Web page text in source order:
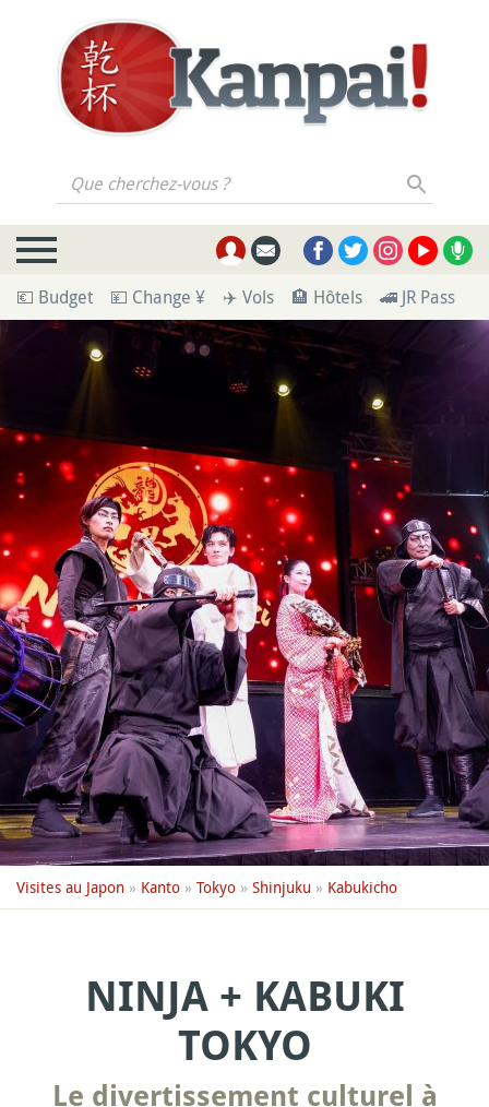
Que cherchez-vous ?
💶 Budget 💴 Change ¥ ✈️ Vols 🏨 Hôtels 🚄 JR Pass
Visites au Japon » Kanto » Tokyo » Shinjuku » Kabukicho
NINJA + KABUKI
TOKYO
Le divertissement culturel à